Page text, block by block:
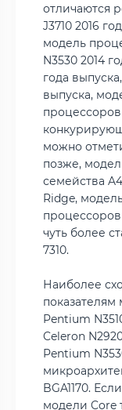
отличаются
J3710 2016
модель
N3530 2014
года
выпуска,
можно
позже,
семейства
Ridge,
процессоров
чуть более
7310.
Наиболее
показателям
Pentium
Celeron
Pentium
BGA1170.
модели Core